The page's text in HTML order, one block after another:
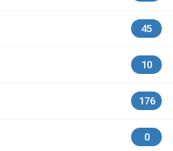
45
10
176
0